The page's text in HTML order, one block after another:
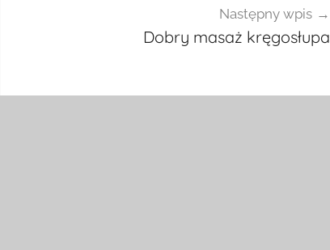
Następny wpis
Dobry masaż kręgosłupa